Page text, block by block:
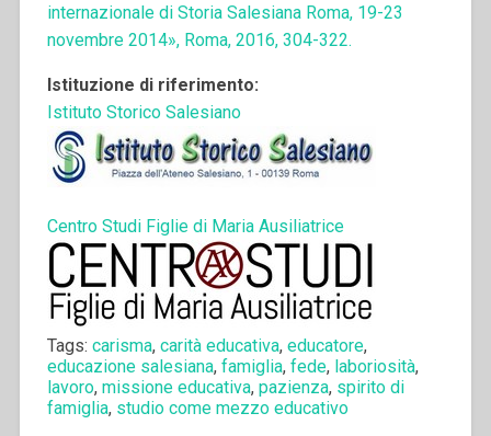
internazionale di Storia Salesiana Roma, 19-23
novembre 2014», Roma, 2016, 304-322.
Istituzione di riferimento:
Istituto Storico Salesiano
Centro Studi Figlie di Maria Ausiliatrice
Tags: carisma, carità educativa, educatore,
educazione salesiana, famiglia, fede, laboriosità,
lavoro, missione educativa, pazienza, spirito di
famiglia, studio come mezzo educativo